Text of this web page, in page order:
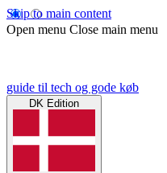
Skip to main content
Open menu Close main menu
guide til tech og gode køb
DK Edition